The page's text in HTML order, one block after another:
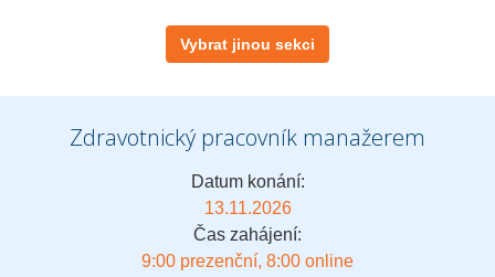
Vybrat jinou sekci
Zdravotnický pracovník manažerem
Datum konání:
13.11.2026
Čas zahájení:
9:00 prezenční, 8:00 online